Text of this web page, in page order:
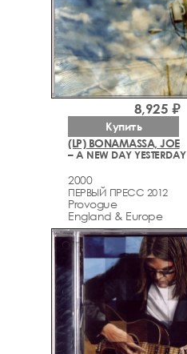
(LP) BONAMASSA, JOE
– A NEW DAY YESTERDAY
2000
ПЕРВЫЙ ПРЕСС 2012
Provogue
England & Europe
8,925 ₽
Купить